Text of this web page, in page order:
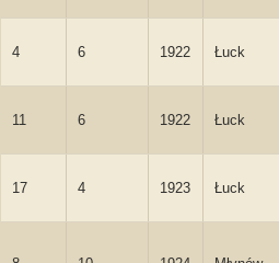
4 6 1922 Łuck
11 6 1922 Łuck
17 4 1923 Łuck